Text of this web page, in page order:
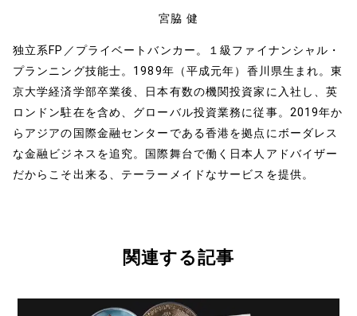
宮脇 健
独立系FP／プライベートバンカー。１級ファイナンシャル・
プランニング技能士。1989年（平成元年）香川県生まれ。東
京大学経済学部卒業後、日本有数の機関投資家に入社し、英
ロンドン駐在を含め、グローバル投資業務に従事。2019年か
らアジアの国際金融センターである香港を拠点にボーダレス
な金融ビジネスを追究。国際舞台で働く日本人アドバイザー
だからこそ出来る、テーラーメイドなサービスを提供。
関連する記事